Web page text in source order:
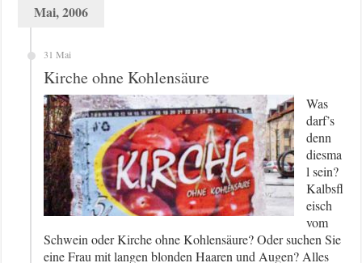
Mai, 2006
31 Mai
Kirche ohne Kohlensäure
Was
darf’s
denn
diesma
l sein?
Kalbsfl
eisch
vom
Schwein oder Kirche ohne Kohlensäure? Oder suchen Sie
eine Frau mit langen blonden Haaren und Augen? Alles